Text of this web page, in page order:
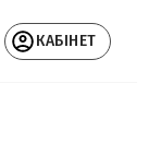
КАБІНЕТ